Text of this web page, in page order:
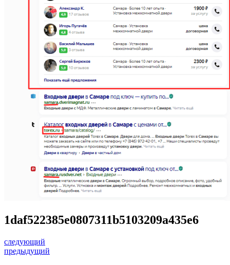
1daf522385e0807311b5103209a435e6
следующий
предыдущий